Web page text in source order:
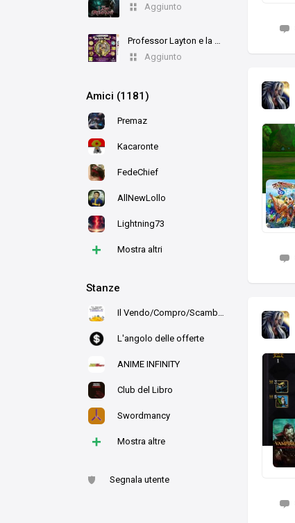
Aggiunto
Aggiunto
Amici (1181)
Premaz
Kacaronte
FedeChief
AllNewLollo
Lightning73
+ Mostra altri
Stanze
L'angolo delle offerte
ANIME INFINITY
Club del Libro
Swordmancy
+ Mostra altre
Segnala utente